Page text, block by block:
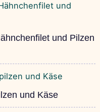
und Pilzen
und Käse